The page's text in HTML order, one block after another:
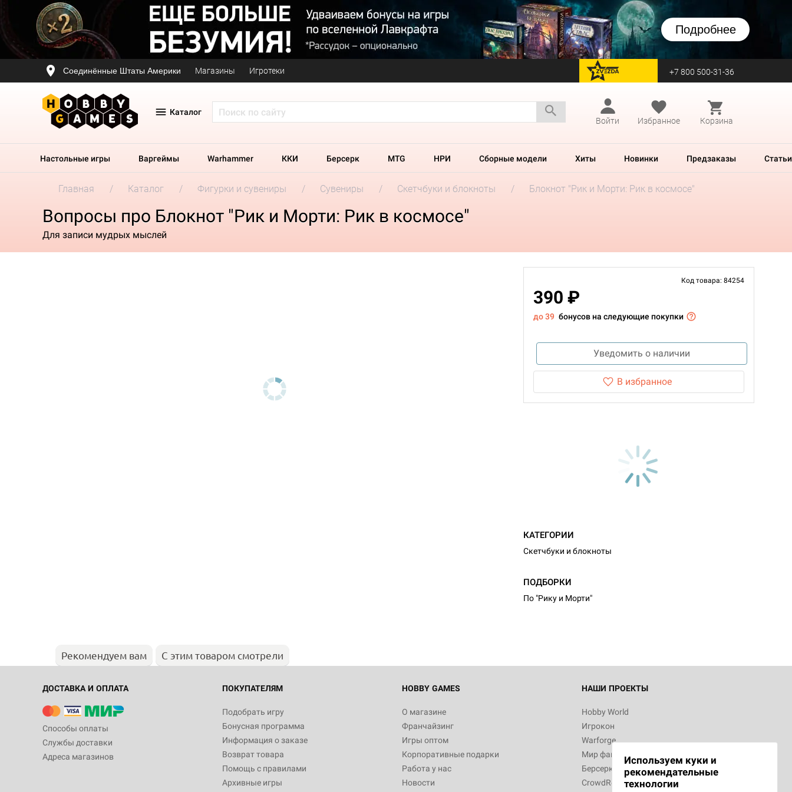
Подробнее
Соединённые Штаты Америки Магазины Игротеки перейти на Zvezda +7 800 500-31-36
Каталог
Войти
Избранное Корзина
Настольные игры Варгеймы Warhammer ККИ Берсерк MTG НРИ Сборные модели Хиты Новинки Предзаказы Статьи
Главная Каталог Фигурки и сувениры Сувениры Скетчбуки и блокноты Блокнот "Рик и Морти: Рик в космосе"
Вопросы про Блокнот "Рик и Морти: Рик в космосе"
Для записи мудрых мыслей
Код товара: 84254
390 ₽
до 39 бонусов на следующие покупки
Уведомить о наличии
В избранное
КАТЕГОРИИ
Скетчбуки и блокноты
ПОДБОРКИ
По "Рику и Морти"
Рекомендуем вам С этим товаром смотрели
ДОСТАВКА И ОПЛАТА
Способы оплаты
Службы доставки
Адреса магазинов
ПОКУПАТЕЛЯМ
Подобрать игру
Бонусная программа
Информация о заказе
Возврат товара
Помощь с правилами
Архивные игры
HOBBY GAMES
О магазине
Франчайзинг
Игры оптом
Корпоративные подарки
Работа у нас
Новости
НАШИ ПРОЕКТЫ
Hobby World
Игрокон
Warforge
Мир фантастики
Берсерк
CrowdRepublic
Используем куки и
рекомендательные
технологии